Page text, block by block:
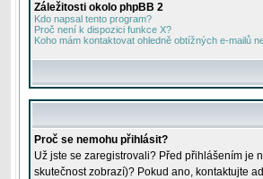
Záležitosti okolo phpBB 2
Kdo napsal tento program?
Proč není k dispozici funkce X?
Koho mám kontaktovat ohledně obtížných e-mailů
Proč se nemohu přihlásit?
Už jste se zaregistrovali? Před přihlášením je
skutečnost zobrazí)? Pokud ano, kontaktujte